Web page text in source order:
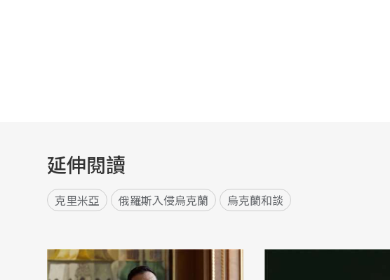
延伸閱讀
克里米亞 俄羅斯入侵烏克蘭 烏克蘭和談